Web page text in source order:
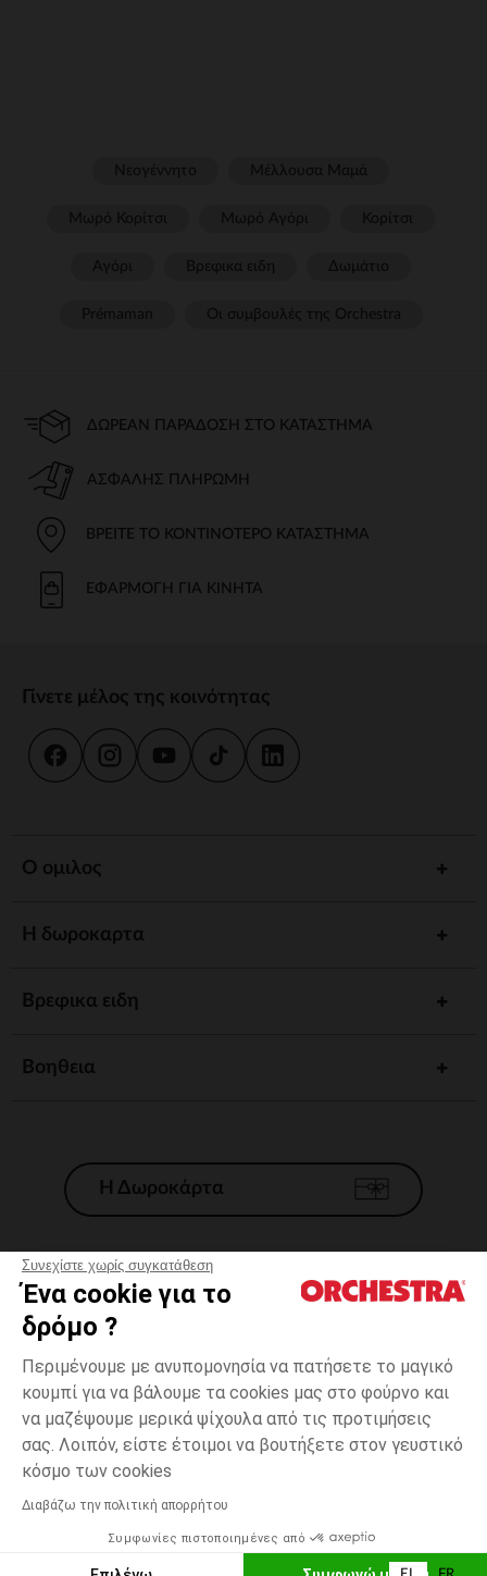
Συνεχίστε χωρίς συγκατάθεση
Ένα cookie για το
δρόμο ?
Περιμένουμε με ανυπομονησία να πατήσετε το μαγικό
κουμπί για να βάλουμε τα cookies μας στο φούρνο και
να μαζέψουμε μερικά ψίχουλα από τις προτιμήσεις
σας. Λοιπόν, είστε έτοιμοι να βουτήξετε στον γευστικό
κόσμο των cookies
Διαβάζω την πολιτική απορρήτου
Συμφωνίες πιστοποιημένες από
Λευκό XS
Δυνατότητα πληρωμής με
ΠΡΟΣΘΉΚΗ ΣΤΟ ΚΑΛΆΘΙ
ΔΩΡΕΆΝ ΠΑΡΆΔΟΣΗ ΣΤΟ ΚΑΤΆΣΤΗΜΑ
ΑΣΦΑΛΉΣ ΠΛΗΡΩΜΉ
ΒΡΕΊΤΕ ΤΟ ΚΟΝΤΙΝΌΤΕΡΟ ΚΑΤΆΣΤΗΜΑ
ΕΦΑΡΜΟΓΉ ΓΙΑ ΚΙΝΗΤΆ
Γίνετε μέλος της κοινότητας
Ο ομιλος
Η δωροκαρτα
Βρεφικα ειδη
Βοηθεια
Η Δωροκάρτα
Γενικοί 'Οροι Πώλησης
*Εμπορικες προσφορες
Προσωπικά δεδομένα
Διαχείρηση των cookies
Προσβασιμότητα: μη συμμορφούμενη
H Orchestra συμμετέχει στον κωδικά δεοντολογίας και στο σύστημα
μεσολάβησης της Γαλλικής Ομοσπονδίας Ηλεκτρονικού Εμπορίου.